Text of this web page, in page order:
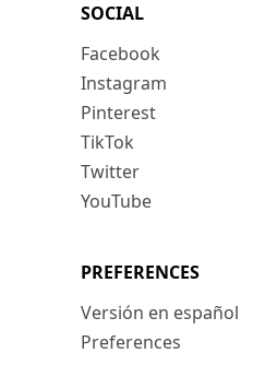
SOCIAL
Facebook
Instagram
Pinterest
TikTok
Twitter
YouTube
PREFERENCES
Versión en español
Preferences